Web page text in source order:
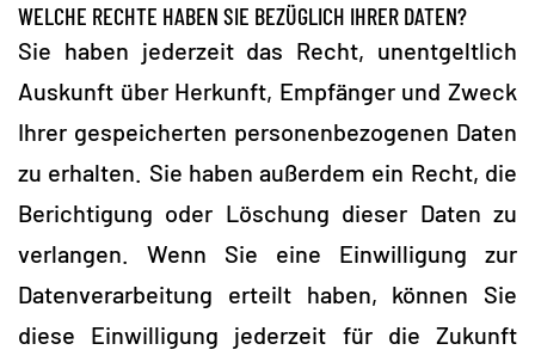
WELCHE RECHTE HABEN SIE BEZÜGLICH IHRER DATEN?
Sie haben jederzeit das Recht, unentgeltlich
Auskunft über Herkunft, Empfänger und Zweck
Ihrer gespeicherten personenbezogenen Daten
zu erhalten. Sie haben außerdem ein Recht, die
Berichtigung oder Löschung dieser Daten zu
verlangen. Wenn Sie eine Einwilligung zur
Datenverarbeitung erteilt haben, können Sie
diese Einwilligung jederzeit für die Zukunft